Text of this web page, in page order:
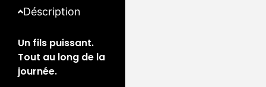
Déscription
Un fils puissant.
Tout au long de la
journée.